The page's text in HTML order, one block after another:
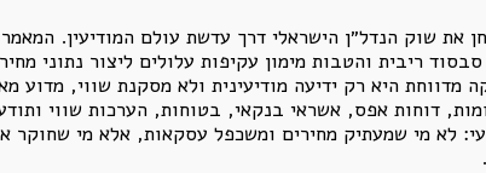
את שוק הנדל״ן הישראלי דרך עדשת עולם המודיעין.
מבצעי 20/80, סבסוד ריבית והטבות מימון עקיפות עלולים
היא רק ידיעה מודיעינית ולא מסקנת שווי, מדוע
דוחות אפס, אשראי בנקאי, בטוחות, הערכות שווי
לא מי שמעתיק מחירים ומשכפל עסקאות, אלא מי שחוקר